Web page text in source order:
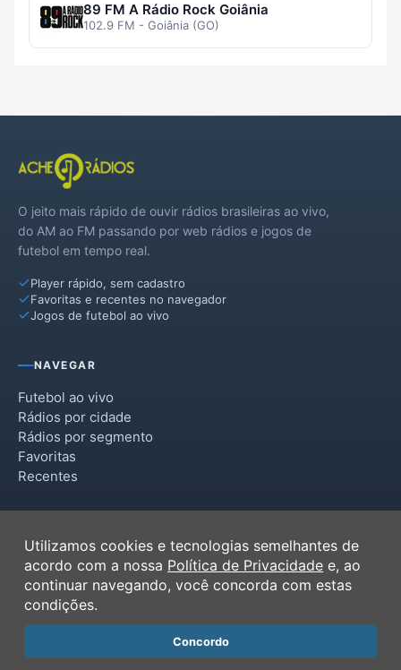
89 FM A Rádio Rock Goiânia
102.9 FM - Goiânia (GO)
O jeito mais rápido de ouvir rádios brasileiras ao vivo,
do AM ao FM passando por web rádios e jogos de
futebol em tempo real.
Player rápido, sem cadastro
Favoritas e recentes no navegador
Jogos de futebol ao vivo
NAVEGAR
Futebol ao vivo
Rádios por cidade
Rádios por segmento
Favoritas
Recentes
Termos de Uso
Política de Privacidade
Ferramentas
Contato
Utilizamos cookies e tecnologias semelhantes de
acordo com a nossa Política de Privacidade e, ao
continuar navegando, você concorda com estas
condições.
Concordo